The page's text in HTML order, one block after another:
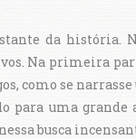
da história.
Na primeira
como se
para uma
busca